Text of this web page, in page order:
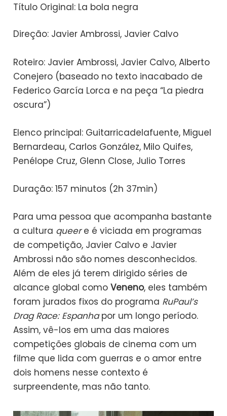
Título Original: La bola negra
Direção: Javier Ambrossi, Javier Calvo
Roteiro: Javier Ambrossi, Javier Calvo, Alberto
Conejero (baseado no texto inacabado de
Federico García Lorca e na peça “La piedra
oscura”)
Elenco principal: Guitarricadelafuente, Miguel
Bernardeau, Carlos González, Milo Quifes,
Penélope Cruz, Glenn Close, Julio Torres
Duração: 157 minutos (2h 37min)
Para uma pessoa que acompanha bastante
a cultura queere é viciada em programas
de competição, Javier Calvo e Javier
Ambrossi não são nomes desconhecidos.
Além de eles já terem dirigido séries de
alcance global comoVeneno, eles também
foram jurados fixos do programa RuPaul’s
Drag Race: Espanhapor um longo período.
Assim, vê-los em uma das maiores
competições globais de cinema com um
filme que lida com guerras e o amor entre
dois homens nesse contexto é
surpreendente, mas não tanto.